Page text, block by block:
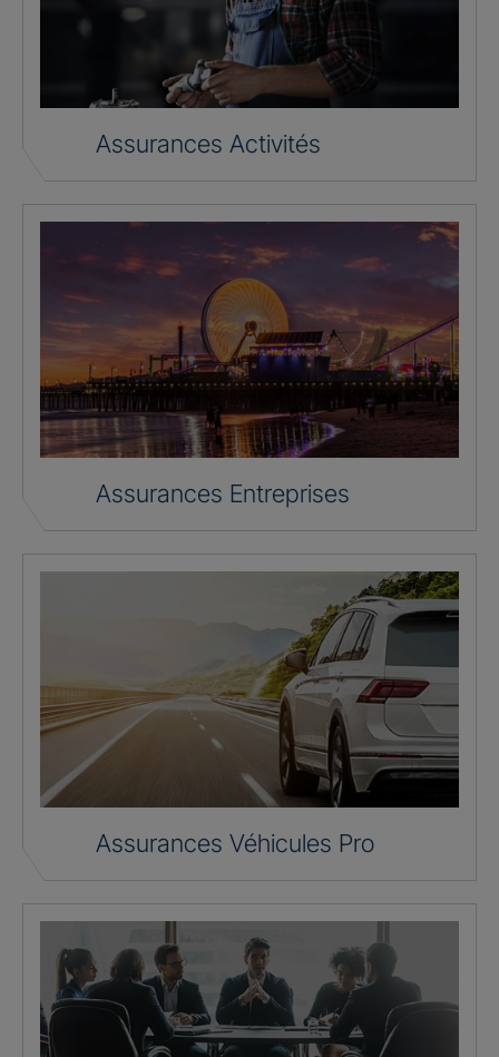
Assurances Activités
Assurances Entreprises
Assurances Véhicules Pro